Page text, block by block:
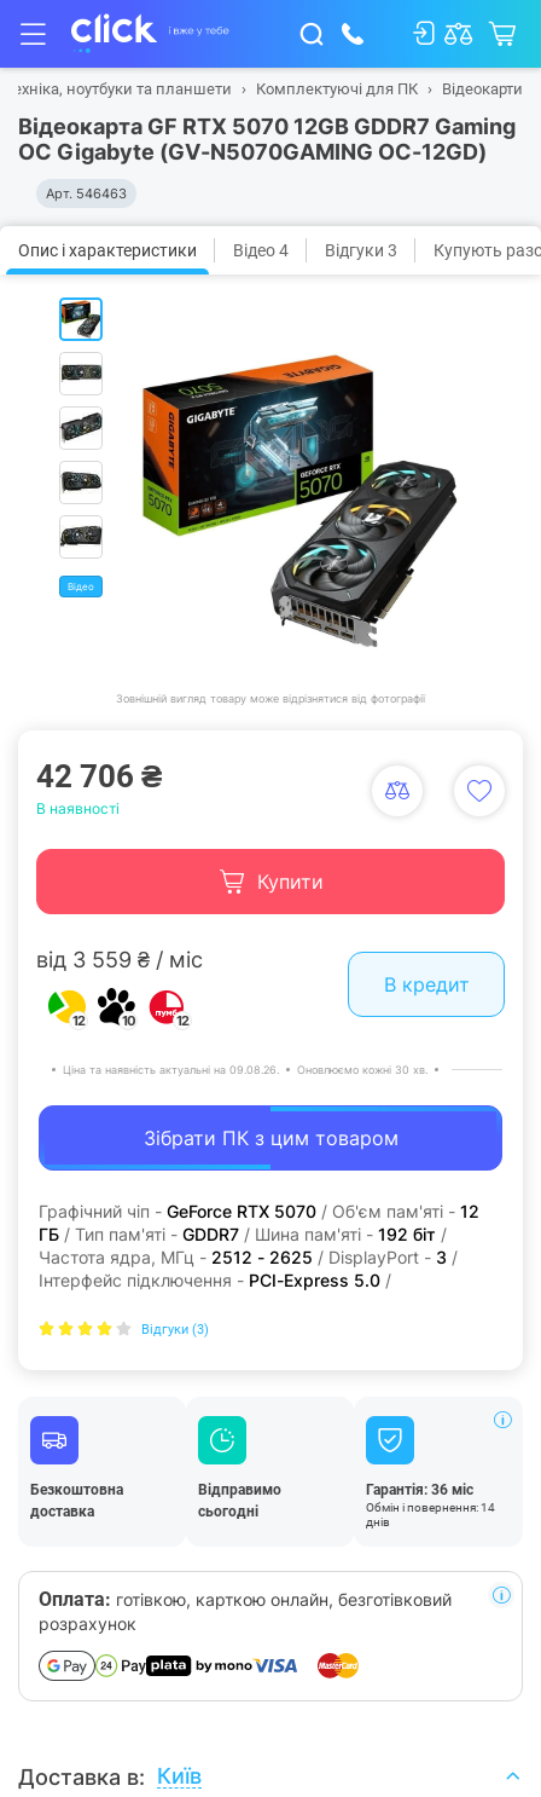
ноутбуки та планшети Комплектуючі для ПК Відеокарти
Відеокарта GF RTX 5070 12GB GDDR7 Gaming
OC Gigabyte (GV-N5070GAMING OC-12GD)
Арт. 546463
Опис і характеристики Відео 4 Відгуки 3 Купують
Відео
Зовнішній вигляд товару може відрізнятися від фотографії
42 706 ₴
В наявності
Купити
від 3 559 ₴ / міс
12 10 12
В кредит
Ціна та наявність актуальні на 09.08.26. Оновлюємо кожні 30 хв.
Зібрати ПК з цим товаром
Графічний чіп - GeForce RTX 5070 / Об'єм пам'яті - 12
ГБ / Тип пам'яті - GDDR7 / Шина пам'яті - 192 біт /
Частота ядра, МГц - 2512 - 2625 / DisplayPort - 3 /
Інтерфейс підключення - PCI-Express 5.0 /
Відгуки (3)
Безкоштовна
доставка
Відправимо
сьогодні
Гарантія: 36 міс
Обмін і повернення: 14
днів
Оплата: готівкою, карткою онлайн, безготівковий
розрахунок
Доставка в: Київ